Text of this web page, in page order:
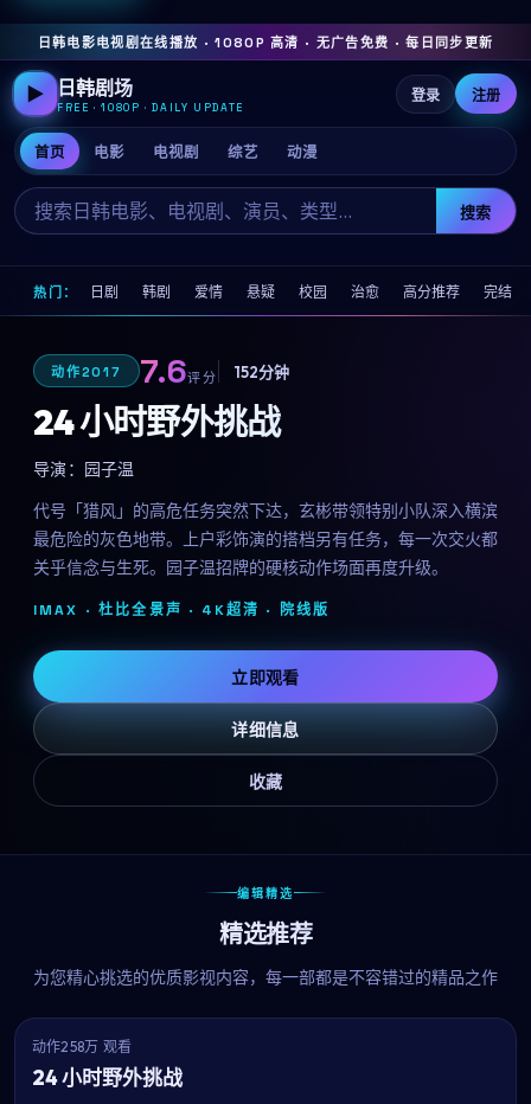
日韩电影电视剧在线播放 · 1080P 高清 · 无广告免费 · 每日同步更新
▶ 日韩剧场
FREE · 1080P · DAILY UPDATE
首页 电影 电视剧 综艺 动漫
搜索
登录 注册
热门： 日剧 韩剧 爱情 悬疑 校园 治愈 高分推荐 完结
动作2017 7.6评分 152分钟
24 小时野外挑战
导演： 园子温
代号「猎风」的高危任务突然下达，玄彬带领特别小队深入横滨
最危险的灰色地带。上户彩饰演的搭档另有任务，每一次交火都
关乎信念与生死。园子温招牌的硬核动作场面再度升级。
IMAX · 杜比全景声 · 4K超清 · 院线版
立即观看
详细信息
收藏
编辑精选
精选推荐
为您精心挑选的优质影视内容，每一部都是不容错过的精品之作
热播
动作258万 观看
24 小时野外挑战